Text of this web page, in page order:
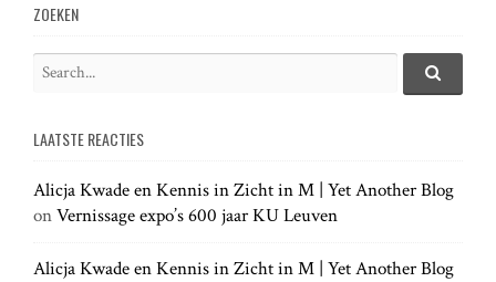
ZOEKEN
r
h
f
r
h
LAATSTE REACTIES
Alicja Kwade en Kennis in Zicht in M | Yet Another Blog
onVernissage expo’s 600 jaar KU Leuven
Alicja Kwade en Kennis in Zicht in M | Yet Another Blog